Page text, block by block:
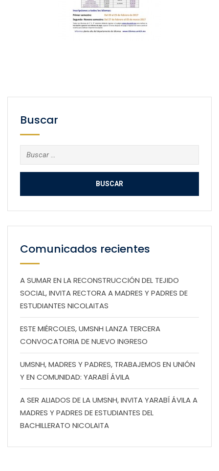
Buscar
Buscar:
Comunicados recientes
A SUMAR EN LA RECONSTRUCCIÓN DEL TEJIDO
SOCIAL, INVITA RECTORA A MADRES Y PADRES DE
ESTUDIANTES NICOLAITAS
ESTE MIÉRCOLES, UMSNH LANZA TERCERA
CONVOCATORIA DE NUEVO INGRESO
UMSNH, MADRES Y PADRES, TRABAJEMOS EN UNIÓN
Y EN COMUNIDAD: YARABÍ ÁVILA
A SER ALIADOS DE LA UMSNH, INVITA YARABÍ ÁVILA A
MADRES Y PADRES DE ESTUDIANTES DEL
BACHILLERATO NICOLAITA